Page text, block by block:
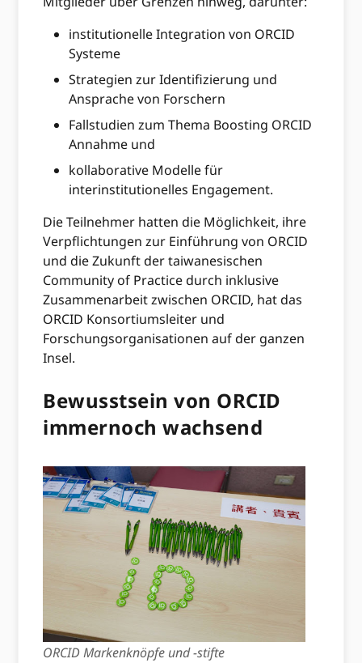
institutionelle Integration von ORCID
Systeme
Strategien zur Identifizierung und
Ansprache von Forschern
Fallstudien zum Thema Boosting ORCID
Annahme und
kollaborative Modelle für
interinstitutionelles Engagement.
Die Teilnehmer hatten die Möglichkeit, ihre
Verpflichtungen zur Einführung von ORCID
und die Zukunft der taiwanesischen
Community of Practice durch inklusive
Zusammenarbeit zwischen ORCID, hat das
ORCID Konsortiumsleiter und
Forschungsorganisationen auf der ganzen
Insel.
Bewusstsein von ORCID
immernoch wachsend
ORCID Markenknöpfe und -stifte